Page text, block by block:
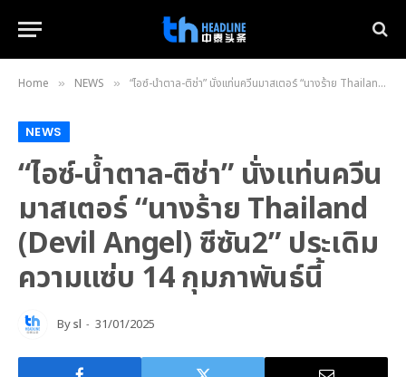
Home » NEWS » “ไอซ์-น้ำตาล-ติช่า” นั่งแท่นควีนมาสเตอร์ “นางร้าย Thailand (Devil Angel) ซีซัน2” ประเดิมความแซ่บ 14 กุมภาพันธ์นี้
NEWS
“ไอซ์-น้ำตาล-ติช่า” นั่งแท่นควีน
มาสเตอร์ “นางร้าย Thailand
(Devil Angel) ซีซัน2” ประเดิม
ความแซ่บ 14 กุมภาพันธ์นี้
Bysl 31/01/2025